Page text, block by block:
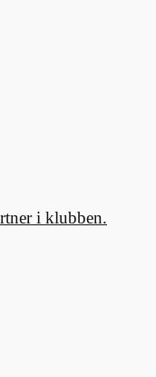
i klubben.